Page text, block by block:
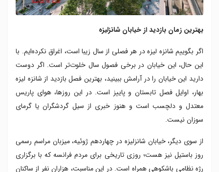
بهترین زمان بازدید از خیابان شانزلیزه
اگر بگوییم شانزه لیزه در هر فصلی از سال زیبا است، اغراق نکرده‌ایم. با
این حال، این خیابان در برخی فصول سال خلوت‌تر است. اگر دوست
دارید این خیابان را در آرامش ببینید، بهترین فصل بازدید از شانزه لیزه
بهار، اوایل فصل تابستان و پاییز است. در این روزها، هوای پاریس
معتدل و دلچسب است و هنوز خبری از سیل گردشگران یا گرمای
سوزان نیست.
از سوی دیگر، خیابان شانزلیزه در چهاردهم ژوئیه، میزبان مراسم رسمی
روز باستیل نیز هست؛ روزی تاریخی برای مردم فرانسه که با برگزاری
رژه نظامی باشکوهی همراه است. در این مناسبت، هزاران نفر از ساکنان